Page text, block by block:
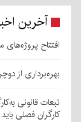
آخرین
افتتاح پروژه‌های متعدد
بهره‌برداری از
تبعات قانونی
کارگران فصلی